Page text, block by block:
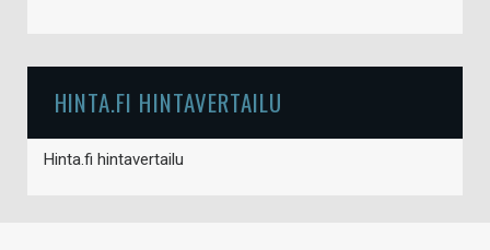
HINTA.FI HINTAVERTAILU
Hinta.fi hintavertailu